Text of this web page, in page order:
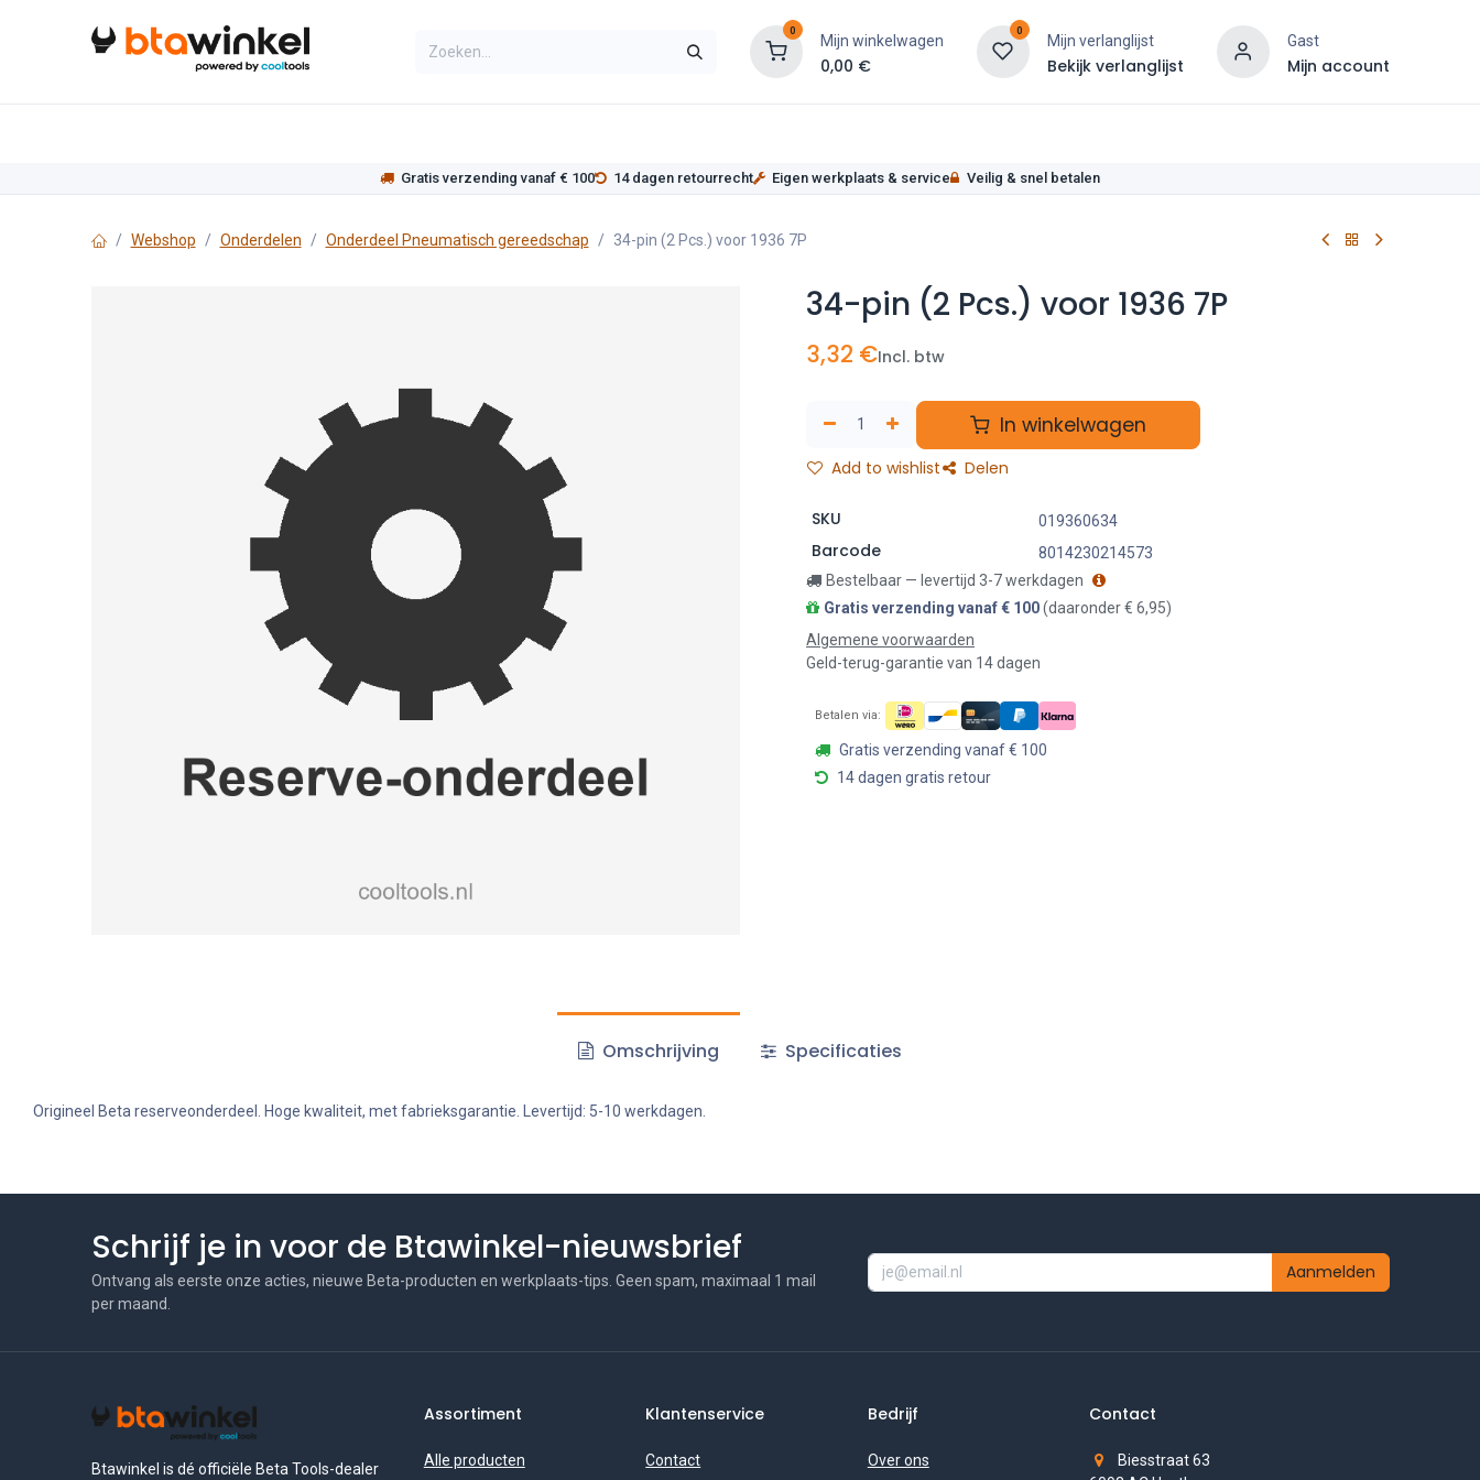
0
Mijn winkelwagen
0,00 €
0
Mijn verlanglijst
Bekijk verlanglijst
Gast
Mijn account
Gratis verzending vanaf € 100 14 dagen retourrecht Eigen werkplaats & service Veilig & snel betalen
Webshop Onderdelen Onderdeel Pneumatisch gereedschap 34-pin (2 Pcs.) voor 1936 7P
34-pin (2 Pcs.) voor 1936 7P
3,32 €Incl. btw
In winkelwagen
Add to wishlist Delen
SKU 019360634
Barcode
8014230214573
Bestelbaar — levertijd 3-7 werkdagen
Gratis verzending vanaf € 100(daaronder € 6,95)
Algemene voorwaarden
Geld-terug-garantie van 14 dagen
Betalen via:
Gratis verzending vanaf € 100
14 dagen gratis retour
Omschrijving Specificaties
Origineel Beta reserveonderdeel. Hoge kwaliteit, met fabrieksgarantie. Levertijd: 5-10 werkdagen.
Schrijf je in voor de Btawinkel-nieuwsbrief
Ontvang als eerste onze acties, nieuwe Beta-producten en werkplaats-tips. Geen spam, maximaal 1 mail
per maand.
Aanmelden
Btawinkel is dé officiële Beta Tools-dealer
Assortiment
Alle producten
Klantenservice
Contact
Bedrijf
Over ons
Contact
Biesstraat 63